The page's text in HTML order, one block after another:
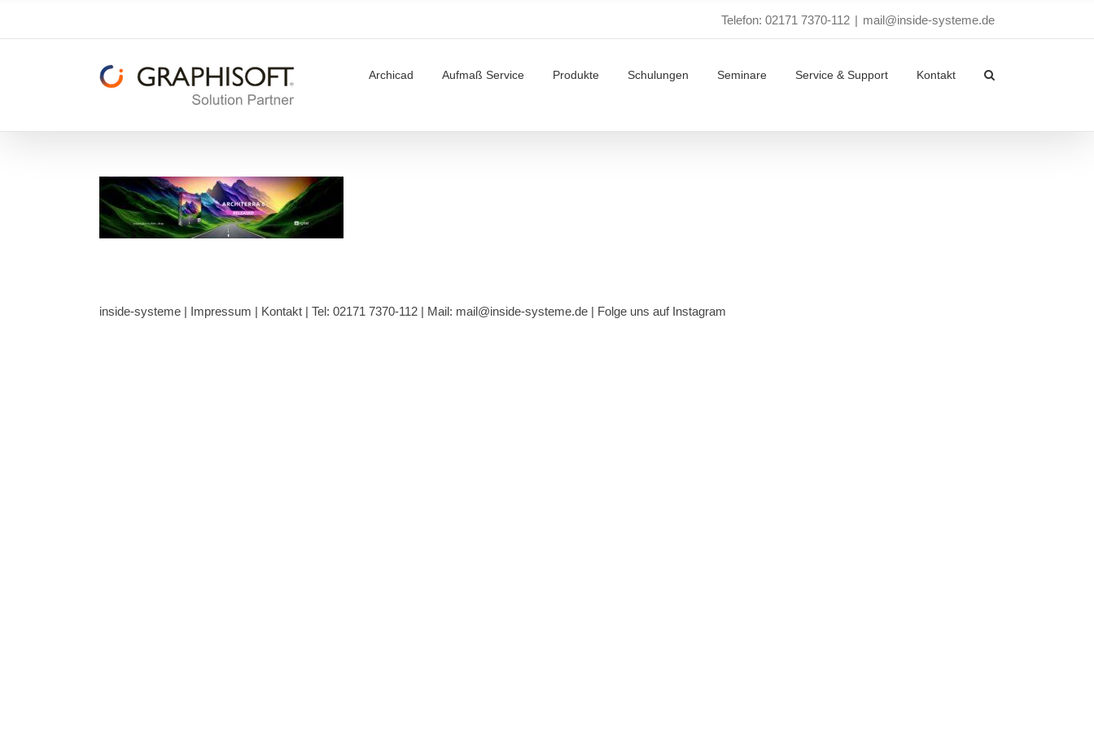
Telefon: 02171 7370-112 | mail@inside-systeme.de
Archicad Aufmaß Service Produkte Schulungen Seminare Service & Support Kontakt
inside-systeme | Impressum | Kontakt | Tel: 02171 7370-112 | Mail: mail@inside-systeme.de | Folge uns auf Instagram